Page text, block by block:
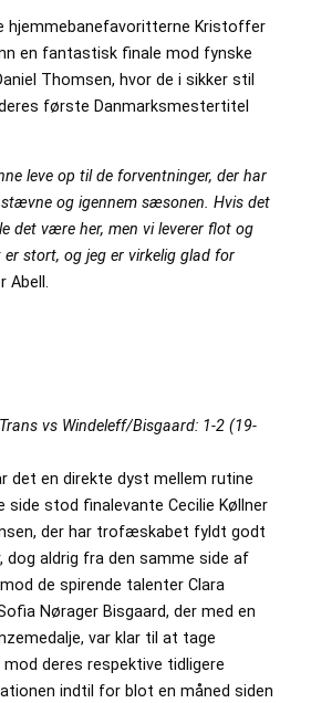
hjemmebanefavoritterne Kristoffer
en fantastisk finale mod fynske
Thomsen, hvor de i sikker stil
første Danmarksmestertitel
leve op til de forventninger, der har
og igennem sæsonen. Hvis det
det være her, men vi leverer flot og
er stort, og jeg er virkelig glad for
vs Windeleff/Bisgaard: 1-2 (19-
det en direkte dyst mellem rutine
side stod finalevante Cecilie Køllner
der har trofæskabet fyldt godt
dog aldrig fra den samme side af
de spirende talenter Clara
Nørager Bisgaard, der med en
var klar til at tage
deres respektive tidligere
indtil for blot en måned siden